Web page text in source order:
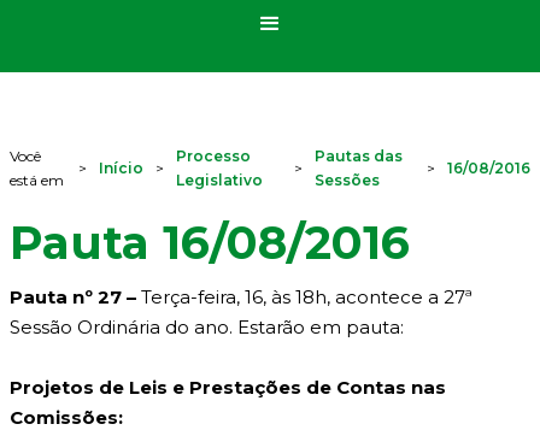
Você
está em
> Início >
Processo
Legislativo
>
Pautas das
Sessões
> 16/08/2016
Pauta 16/08/2016
Pauta nº 27 – Terça-feira, 16, às 18h, acontece a 27ª
Sessão Ordinária do ano. Estarão em pauta:
Projetos de Leis e Prestações de Contas nas
Comissões: